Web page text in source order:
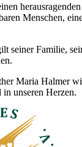
Menschen,
seiner Familie,
Maria Halmer
unseren Herzen.